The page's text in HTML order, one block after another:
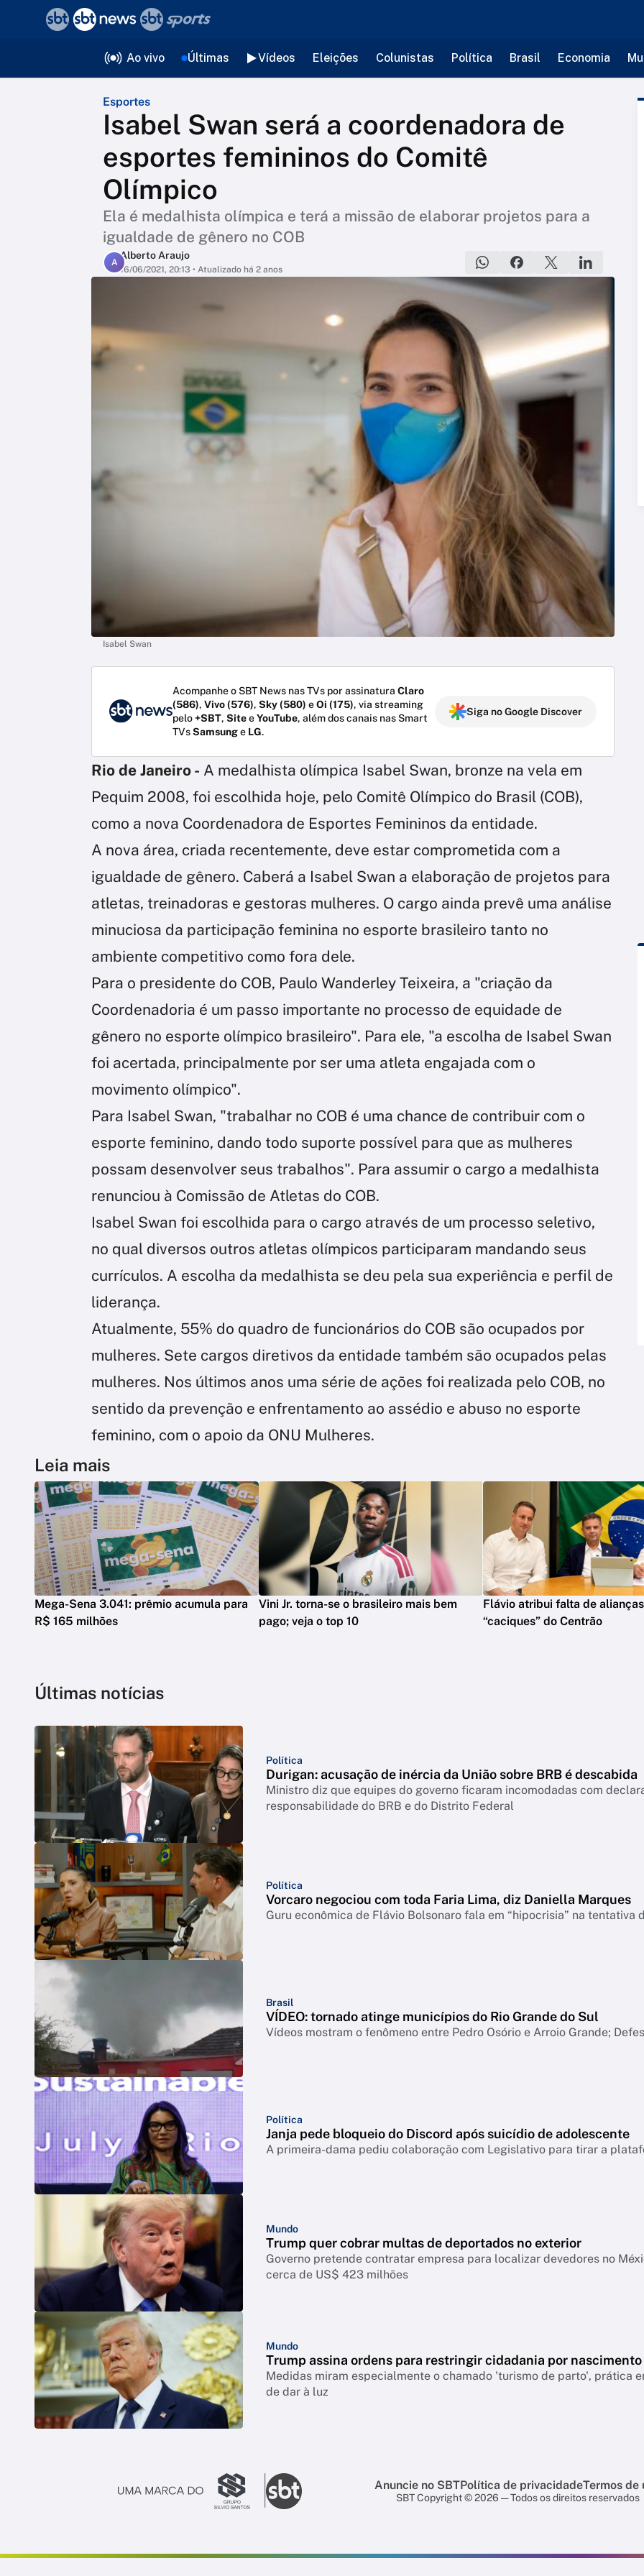
Ao vivo Últimas Vídeos Eleições Colunistas Política Brasil Economia
Esportes
Isabel Swan será a coordenadora de
esportes femininos do Comitê
Olímpico
Ela é medalhista olímpica e terá a missão de elaborar projetos para a
igualdade de gênero no COB
A
Alberto Araujo
16/06/2021, 20:13 • Atualizado há 2 anos
Isabel Swan
Acompanhe o SBT News nas TVs por assinatura Claro
(586), Vivo (576), Sky (580) eOi (175), via streaming
pelo+SBT, SiteeYouTube, além dos canais nas Smart
TVsSamsunge LG.
Siga no Google Discover
Rio de Janeiro - A medalhista olímpica Isabel Swan, bronze na vela em
Pequim 2008, foi escolhida hoje, pelo Comitê Olímpico do Brasil (COB),
como a nova Coordenadora de Esportes Femininos da entidade.
A nova área, criada recentemente, deve estar comprometida com a
igualdade de gênero. Caberá a Isabel Swan a elaboração de projetos para
atletas, treinadoras e gestoras mulheres. O cargo ainda prevê uma análise
minuciosa da participação feminina no esporte brasileiro tanto no
ambiente competitivo como fora dele.
Para o presidente do COB, Paulo Wanderley Teixeira, a "criação da
Coordenadoria é um passo importante no processo de equidade de
gênero no esporte olímpico brasileiro". Para ele, "a escolha de Isabel Swan
foi acertada, principalmente por ser uma atleta engajada com o
movimento olímpico".
Para Isabel Swan, "trabalhar no COB é uma chance de contribuir com o
esporte feminino, dando todo suporte possível para que as mulheres
possam desenvolver seus trabalhos". Para assumir o cargo a medalhista
renunciou à Comissão de Atletas do COB.
Isabel Swan foi escolhida para o cargo através de um processo seletivo,
no qual diversos outros atletas olímpicos participaram mandando seus
currículos. A escolha da medalhista se deu pela sua experiência e perfil de
liderança.
Atualmente, 55% do quadro de funcionários do COB são ocupados por
mulheres. Sete cargos diretivos da entidade também são ocupados pelas
mulheres. Nos últimos anos uma série de ações foi realizada pelo COB, no
sentido da prevenção e enfrentamento ao assédio e abuso no esporte
feminino, com o apoio da ONU Mulheres.
Leia mais
Mega-Sena 3.041: prêmio acumula para
R$ 165 milhões
Vini Jr. torna-se o brasileiro mais bem
pago; veja o top 10
Flávio atribui falta de
“caciques” do Centrão
Últimas notícias
Política
Durigan: acusação de inércia da União sobre BRB é descabida
Ministro diz que equipes do governo ficaram incomodadas com
responsabilidade do BRB e do Distrito Federal
Política
Vorcaro negociou com toda Faria Lima, diz Daniella Marques
Guru econômica de Flávio Bolsonaro fala em “hipocrisia” na tentativa
Brasil
VÍDEO: tornado atinge municípios do Rio Grande do Sul
Vídeos mostram o fenômeno entre Pedro Osório e Arroio Grande;
Política
Janja pede bloqueio do Discord após suicídio de adolescente
A primeira-dama pediu colaboração com Legislativo para tirar a
Mundo
Trump quer cobrar multas de deportados no exterior
Governo pretende contratar empresa para localizar devedores no
cerca de US$ 423 milhões
Mundo
Trump assina ordens para restringir cidadania por nascimento
Medidas miram especialmente o chamado 'turismo de parto', prática
de dar à luz
Anuncie no SBTPolítica de privacidadeTermos de
SBT Copyright © 2026 — Todos os direitos reservados
voltar
Editorias